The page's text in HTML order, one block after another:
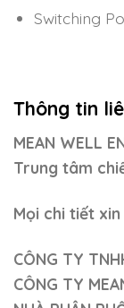
Switching
Thông tin
MEAN WELL
Trung tâm
Mọi chi tiết xin
CÔNG TY
CÔNG TY